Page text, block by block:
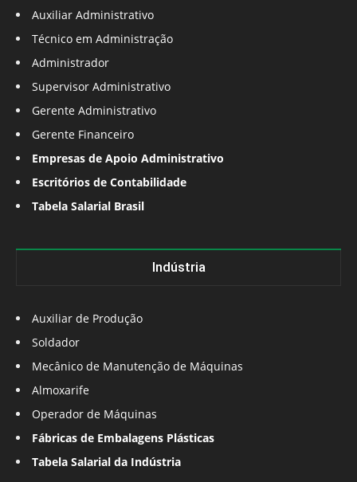
Auxiliar Administrativo
Técnico em Administração
Administrador
Supervisor Administrativo
Gerente Administrativo
Gerente Financeiro
Empresas de Apoio Administrativo
Escritórios de Contabilidade
Tabela Salarial Brasil
Indústria
Auxiliar de Produção
Soldador
Mecânico de Manutenção de Máquinas
Almoxarife
Operador de Máquinas
Fábricas de Embalagens Plásticas
Tabela Salarial da Indústria